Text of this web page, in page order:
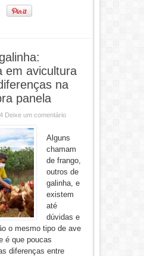
em avicultura
na
panela
Deixe um comentário
Alguns
chamam
de frango,
outros de
galinha, e
existem
até
dúvidas e
o mesmo tipo de ave
é que poucas
diferenças entre